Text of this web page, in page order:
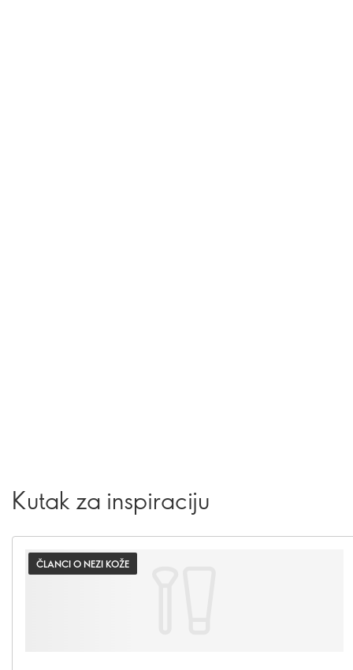
Kutak za inspiraciju
ČLANCI O NEZI KOŽE